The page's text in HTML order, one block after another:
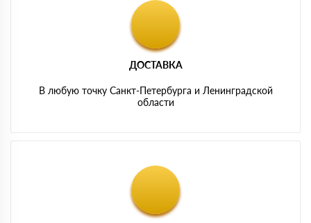
ДОСТАВКА
В любую точку Санкт-Петербурга и Ленинградской
области